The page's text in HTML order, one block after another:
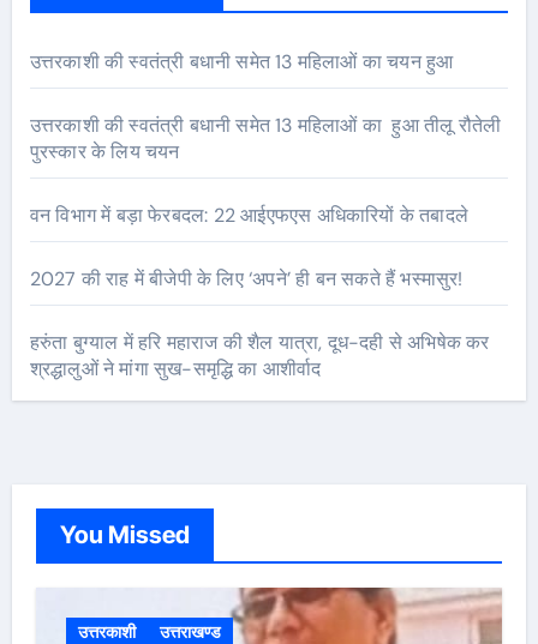
उत्तरकाशी की स्वतंत्री बधानी समेत 13 महिलाओं का चयन हुआ
उत्तरकाशी की स्वतंत्री बधानी समेत 13 महिलाओं का हुआ तीलू रौतेली
पुरस्कार के लिय चयन
वन विभाग में बड़ा फेरबदल: 22 आईएफएस अधिकारियों के तबादले
2027 की राह में बीजेपी के लिए ‘अपने’ ही बन सकते हैं भस्मासुर!
हरुंता बुग्याल में हरि महाराज की शैल यात्रा, दूध-दही से अभिषेक कर
श्रद्धालुओं ने मांगा सुख-समृद्धि का आशीर्वाद
You Missed
उत्तरकाशी उत्तराखण्ड